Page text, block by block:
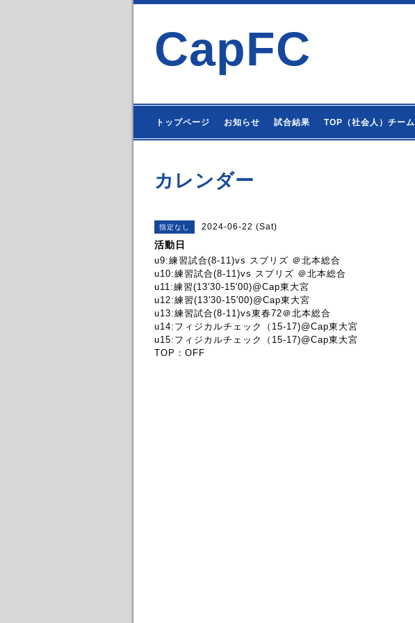
CapFC
トップページ お知らせ 試合結果 TOP（社会人）チーム
カレンダー
指定なし 2024-06-22 (Sat)
活動日
u9:練習試合(8-11)vs スプリズ ＠北本総合
u10:練習試合(8-11)vs スプリズ ＠北本総合
u11:練習(13'30-15'00)@Cap東大宮
u12:練習(13'30-15'00)@Cap東大宮
u13:練習試合(8-11)vs東春72＠北本総合
u14:フィジカルチェック（15-17)@Cap東大宮
u15:フィジカルチェック（15-17)@Cap東大宮
TOP：OFF